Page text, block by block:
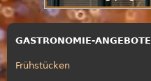
GASTRONOMIE-ANGEBOTE
Frühstücken